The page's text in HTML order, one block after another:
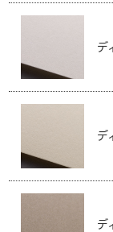
デ
デ
デ